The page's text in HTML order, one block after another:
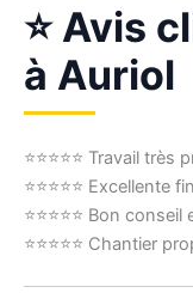
⭐ Avis
à Auriol
⭐⭐⭐⭐⭐ Travail
⭐⭐⭐⭐⭐
⭐⭐⭐⭐⭐ Bon
⭐⭐⭐⭐⭐ Chantier